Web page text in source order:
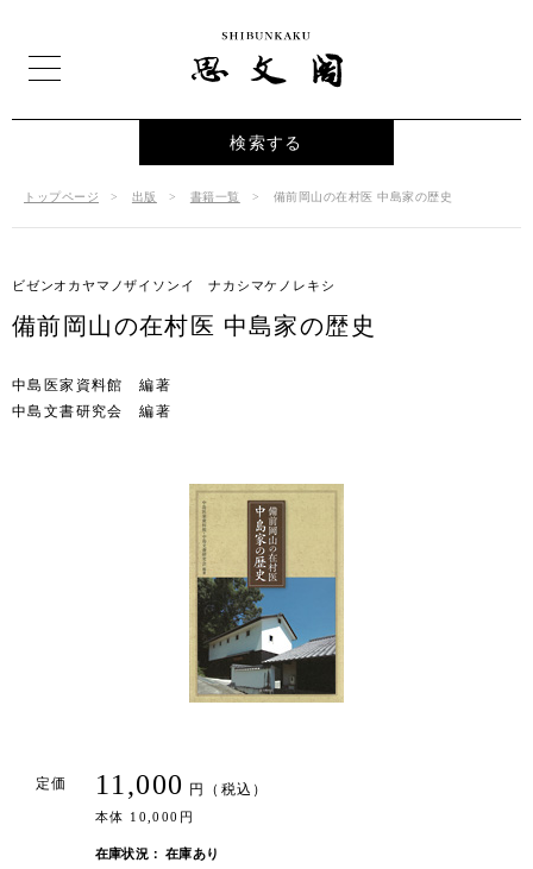
検索する
トップページ 出版 書籍一覧 備前岡山の在村医 中島家の歴史
ビゼンオカヤマノザイソンイ ナカシマケノレキシ
備前岡山の在村医 中島家の歴史
中島医家資料館 編著
中島文書研究会 編著
定価 11,000 円（税込）
本体 10,000円
在庫状況： 在庫あり